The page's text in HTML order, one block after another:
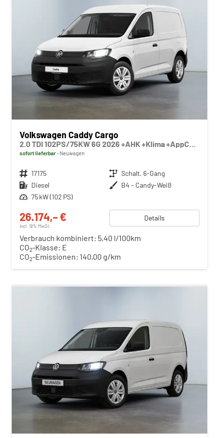
Volkswagen Caddy Cargo
2.0 TDI 102PS/75KW 6G 2026 +AHK +Klima +AppConnect +PDC +FrontAssist +LaneAssist +Tempomat +Verkehrszeichen +GJR +10"Touch
sofort lieferbar Neuwagen
Fahrzeugnr. 17175 Getriebe Schalt. 6-Gang
Kraftstoff Diesel Außenfarbe B4 - Candy-Weiß
Leistung 75 kW (102 PS)
26.174,– €
incl. 19% MwSt.
Details
Verbrauch kombiniert: 5,40 l/100km
CO2-Klasse: E
CO2-Emissionen: 140,00 g/km